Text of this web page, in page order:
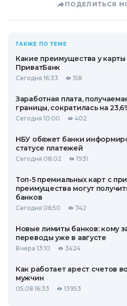
ПОДЕЛИТЬСЯ
ТАКЖЕ ПО ТЕМЕ
Какие преимущества у карты
ПриватБанк
Сегодня 16:33 158
Заработная плата,
границы, сократилась на
Сегодня 10:00 402
НБУ обяжет банки
статусе платежей
Сегодня 08:02 1931
Топ-5 премиальных карт с
преимущества могут
банков
Сегодня 06:50 742
Новые лимиты банков: кому
переводы уже в августе
Вчера 13:10 3424
Как работает арест счетов
мужчин
05.08 16:33 13953